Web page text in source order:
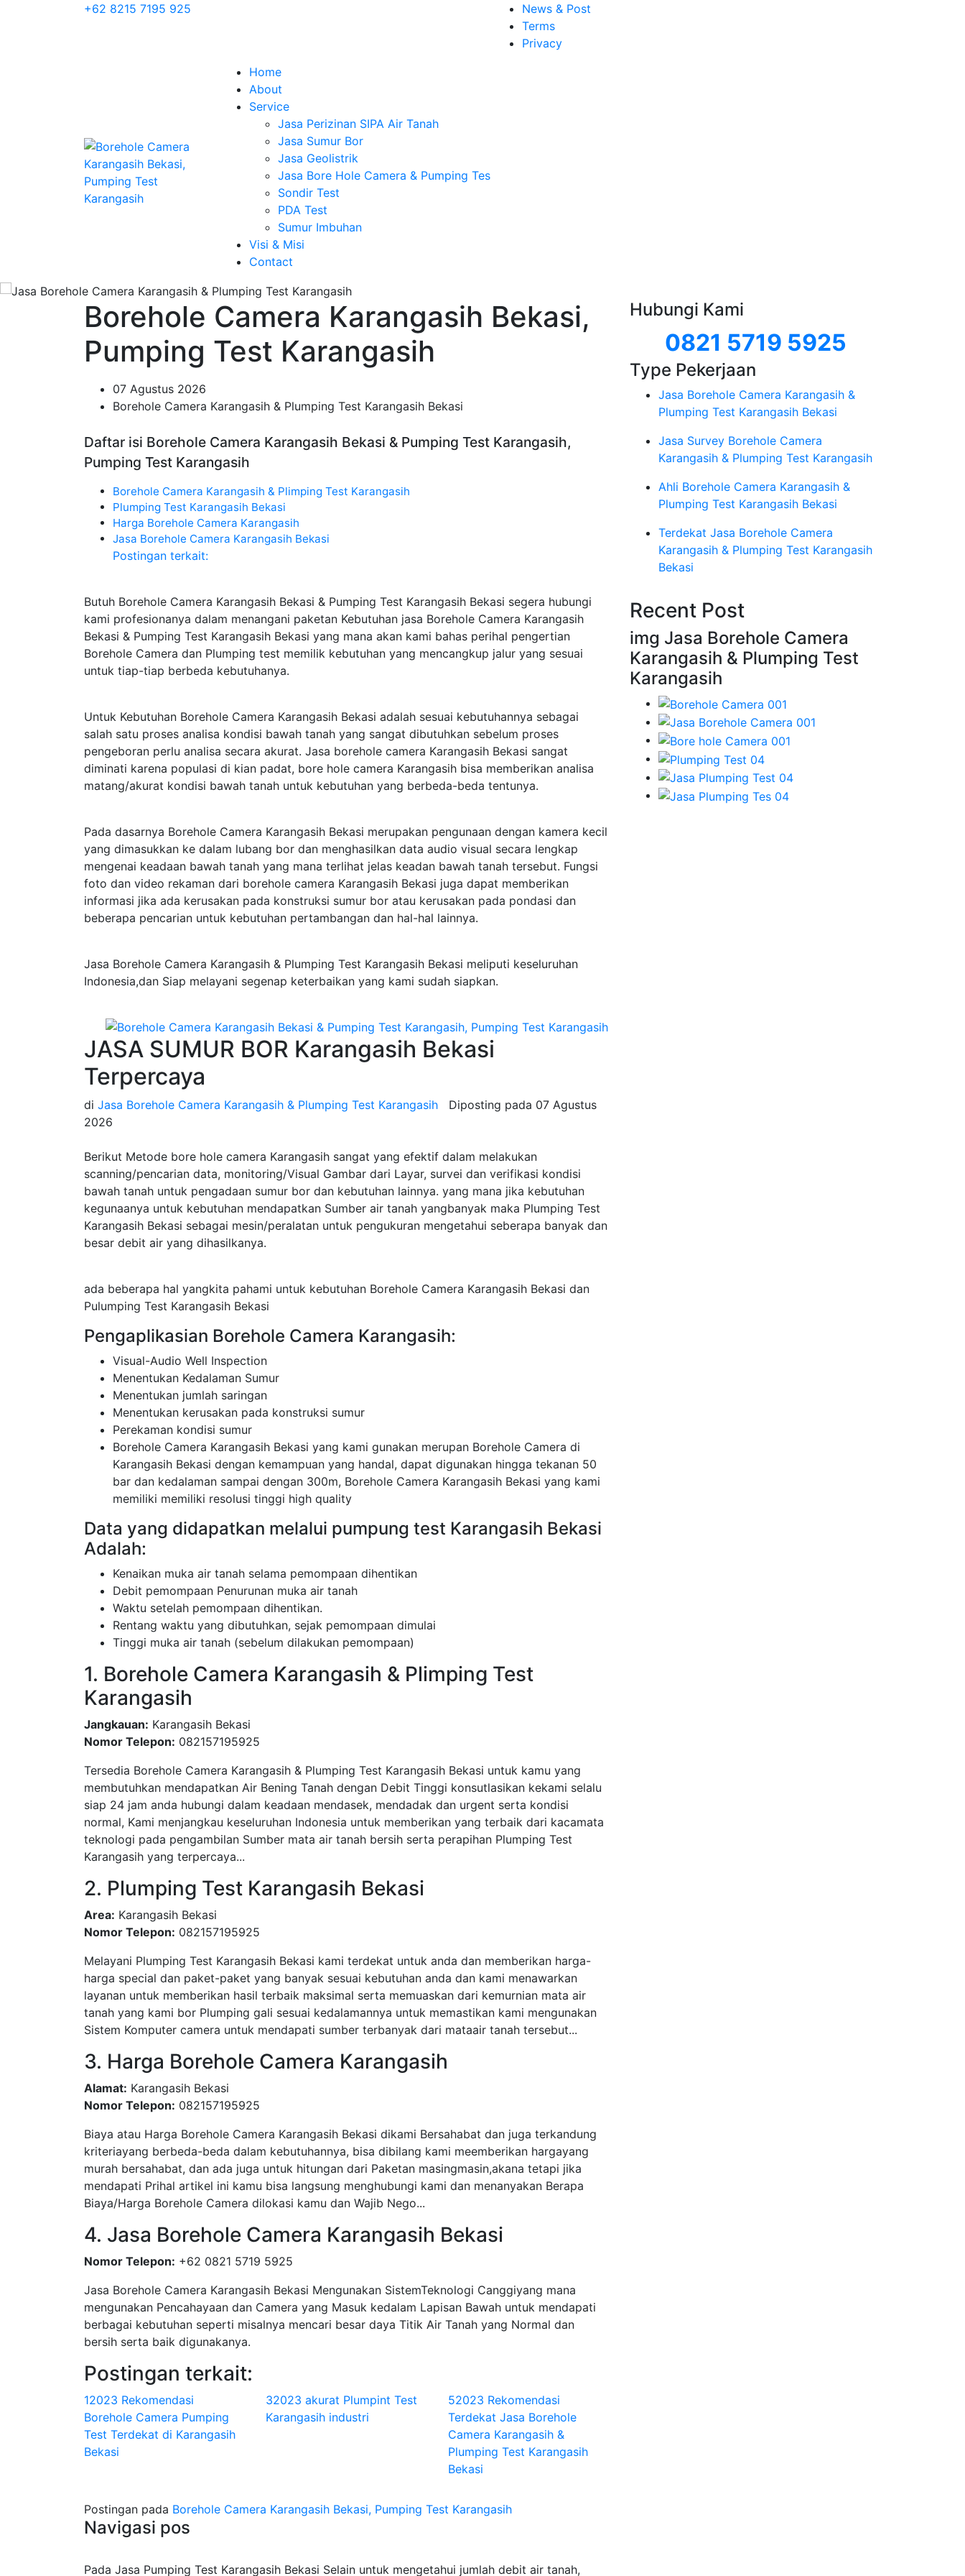
+62 8215 7195 925
News & Post
Terms
Privacy
Home
About
Service
Jasa Perizinan SIPA Air Tanah
Jasa Sumur Bor
Jasa Geolistrik
Jasa Bore Hole Camera & Pumping Tes
Sondir Test
PDA Test
Sumur Imbuhan
Visi & Misi
Contact
Borehole Camera Karangasih Bekasi,
Pumping Test Karangasih
07 Agustus 2026
Borehole Camera Karangasih & Plumping Test Karangasih Bekasi
Daftar isi Borehole Camera Karangasih Bekasi & Pumping Test Karangasih,
Pumping Test Karangasih
Borehole Camera Karangasih & Plimping Test Karangasih
Plumping Test Karangasih Bekasi
Harga Borehole Camera Karangasih
Jasa Borehole Camera Karangasih Bekasi
Postingan terkait:
Butuh Borehole Camera Karangasih Bekasi & Pumping Test Karangasih Bekasi segera hubungi
kami profesionanya dalam menangani paketan Kebutuhan jasa Borehole Camera Karangasih
Bekasi & Pumping Test Karangasih Bekasi yang mana akan kami bahas perihal pengertian
Borehole Camera dan Plumping test memilik kebutuhan yang mencangkup jalur yang sesuai
untuk tiap-tiap berbeda kebutuhanya.
Untuk Kebutuhan Borehole Camera Karangasih Bekasi adalah sesuai kebutuhannya sebagai
salah satu proses analisa kondisi bawah tanah yang sangat dibutuhkan sebelum proses
pengeboran perlu analisa secara akurat. Jasa borehole camera Karangasih Bekasi sangat
diminati karena populasi di kian padat, bore hole camera Karangasih bisa memberikan analisa
matang/akurat kondisi bawah tanah untuk kebutuhan yang berbeda-beda tentunya.
Pada dasarnya Borehole Camera Karangasih Bekasi merupakan pengunaan dengan kamera kecil
yang dimasukkan ke dalam lubang bor dan menghasilkan data audio visual secara lengkap
mengenai keadaan bawah tanah yang mana terlihat jelas keadan bawah tanah tersebut. Fungsi
foto dan video rekaman dari borehole camera Karangasih Bekasi juga dapat memberikan
informasi jika ada kerusakan pada konstruksi sumur bor atau kerusakan pada pondasi dan
beberapa pencarian untuk kebutuhan pertambangan dan hal-hal lainnya.
Jasa Borehole Camera Karangasih & Plumping Test Karangasih Bekasi meliputi keseluruhan
Indonesia,dan Siap melayani segenap keterbaikan yang kami sudah siapkan.
JASA SUMUR BOR Karangasih Bekasi
Terpercaya
di Jasa Borehole Camera Karangasih & Plumping Test Karangasih Diposting pada 07 Agustus
2026
Berikut Metode bore hole camera Karangasih sangat yang efektif dalam melakukan
scanning/pencarian data, monitoring/Visual Gambar dari Layar, survei dan verifikasi kondisi
bawah tanah untuk pengadaan sumur bor dan kebutuhan lainnya. yang mana jika kebutuhan
kegunaanya untuk kebutuhan mendapatkan Sumber air tanah yangbanyak maka Plumping Test
Karangasih Bekasi sebagai mesin/peralatan untuk pengukuran mengetahui seberapa banyak dan
besar debit air yang dihasilkanya.
ada beberapa hal yangkita pahami untuk kebutuhan Borehole Camera Karangasih Bekasi dan
Pulumping Test Karangasih Bekasi
Pengaplikasian Borehole Camera Karangasih:
Visual-Audio Well Inspection
Menentukan Kedalaman Sumur
Menentukan jumlah saringan
Menentukan kerusakan pada konstruksi sumur
Perekaman kondisi sumur
Borehole Camera Karangasih Bekasi yang kami gunakan merupan Borehole Camera di
Karangasih Bekasi dengan kemampuan yang handal, dapat digunakan hingga tekanan 50
bar dan kedalaman sampai dengan 300m, Borehole Camera Karangasih Bekasi yang kami
memiliki memiliki resolusi tinggi high quality
Data yang didapatkan melalui pumpung test Karangasih Bekasi
Adalah:
Kenaikan muka air tanah selama pemompaan dihentikan
Debit pemompaan Penurunan muka air tanah
Waktu setelah pemompaan dihentikan.
Rentang waktu yang dibutuhkan, sejak pemompaan dimulai
Tinggi muka air tanah (sebelum dilakukan pemompaan)
1. Borehole Camera Karangasih & Plimping Test
Karangasih
Jangkauan: Karangasih Bekasi
Nomor Telepon: 082157195925
Tersedia Borehole Camera Karangasih & Plumping Test Karangasih Bekasi untuk kamu yang
membutuhkan mendapatkan Air Bening Tanah dengan Debit Tinggi konsutlasikan kekami selalu
siap 24 jam anda hubungi dalam keadaan mendasek, mendadak dan urgent serta kondisi
normal, Kami menjangkau keseluruhan Indonesia untuk memberikan yang terbaik dari kacamata
teknologi pada pengambilan Sumber mata air tanah bersih serta perapihan Plumping Test
Karangasih yang terpercaya...
2. Plumping Test Karangasih Bekasi
Area: Karangasih Bekasi
Nomor Telepon: 082157195925
Melayani Plumping Test Karangasih Bekasi kami terdekat untuk anda dan memberikan harga-
harga special dan paket-paket yang banyak sesuai kebutuhan anda dan kami menawarkan
layanan untuk memberikan hasil terbaik maksimal serta memuaskan dari kemurnian mata air
tanah yang kami bor Plumping gali sesuai kedalamannya untuk memastikan kami mengunakan
Sistem Komputer camera untuk mendapati sumber terbanyak dari mataair tanah tersebut...
3. Harga Borehole Camera Karangasih
Alamat: Karangasih Bekasi
Nomor Telepon: 082157195925
Biaya atau Harga Borehole Camera Karangasih Bekasi dikami Bersahabat dan juga terkandung
kriteriayang berbeda-beda dalam kebutuhannya, bisa dibilang kami meemberikan hargayang
murah bersahabat, dan ada juga untuk hitungan dari Paketan masingmasin,akana tetapi jika
mendapati Prihal artikel ini kamu bisa langsung menghubungi kami dan menanyakan Berapa
Biaya/Harga Borehole Camera dilokasi kamu dan Wajib Nego...
4. Jasa Borehole Camera Karangasih Bekasi
Nomor Telepon: +62 0821 5719 5925
Jasa Borehole Camera Karangasih Bekasi Mengunakan SistemTeknologi Canggiyang mana
mengunakan Pencahayaan dan Camera yang Masuk kedalam Lapisan Bawah untuk mendapati
berbagai kebutuhan seperti misalnya mencari besar daya Titik Air Tanah yang Normal dan
bersih serta baik digunakanya.
Postingan terkait:
12023 Rekomendasi
Borehole Camera Pumping
Test Terdekat di Karangasih
Bekasi
32023 akurat Plumpint Test
Karangasih industri
52023 Rekomendasi
Terdekat Jasa Borehole
Camera Karangasih &
Plumping Test Karangasih
Bekasi
Postingan pada Borehole Camera Karangasih Bekasi, Pumping Test Karangasih
Navigasi pos
Pada Jasa Pumping Test Karangasih Bekasi Selain untuk mengetahui jumlah debit air tanah,
Hubungi Kami
0821 5719 5925
Type Pekerjaan
Jasa Borehole Camera Karangasih &
Plumping Test Karangasih Bekasi
Jasa Survey Borehole Camera
Karangasih & Plumping Test Karangasih
Ahli Borehole Camera Karangasih &
Plumping Test Karangasih Bekasi
Terdekat Jasa Borehole Camera
Karangasih & Plumping Test Karangasih
Bekasi
Recent Post
img Jasa Borehole Camera
Karangasih & Plumping Test
Karangasih